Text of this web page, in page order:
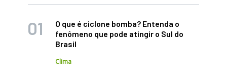
O que é ciclone bomba? Entenda o
fenômeno que pode atingir o Sul do
Brasil
Clima